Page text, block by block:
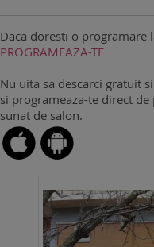
Daca doresti o programare
PROGRAMEAZA-TE
Nu uita sa descarci gratuit
si programeaza-te direct
sunat de salon.